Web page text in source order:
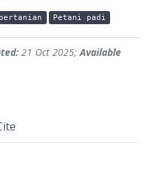
Petani padi
21 Oct 2025;Available